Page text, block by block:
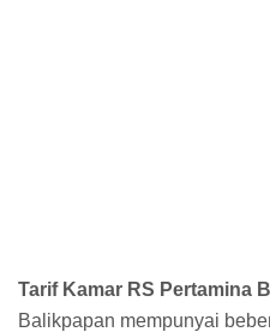
Tarif Kamar RS Pertamina
Balikpapan mempunyai